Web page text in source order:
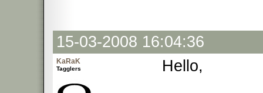
15-03-2008 16:04:36
KaRaK
Tagglers Hello,